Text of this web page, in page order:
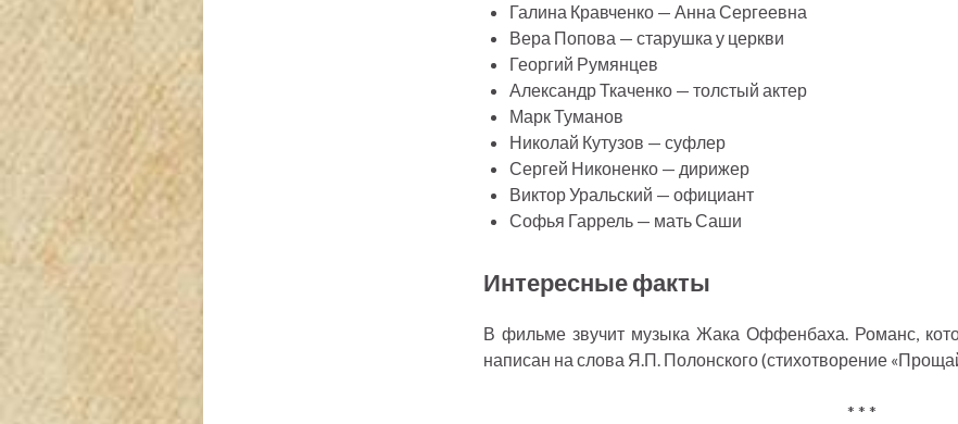
Галина Кравченко — Анна Сергеевна
Вера Попова — старушка у церкви
Георгий Румянцев
Александр Ткаченко — толстый актер
Марк Туманов
Николай Кутузов — суфлер
Сергей Никоненко — дирижер
Виктор Уральский — официант
Софья Гаррель — мать Саши
Интересные факты
В фильме звучит музыка Жака Оффенбаха. Романс,
написан на слова Я.П. Полонского (стихотворение
* * *